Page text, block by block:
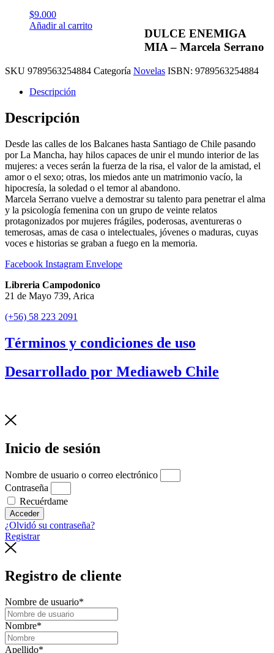
$9.000
Añadir al carrito
DULCE ENEMIGA
MIA – Marcela Serrano
SKU 9789563254884 Categoría Novelas ISBN: 9789563254884
Descripción
Descripción
Desde las calles de los Balcanes hasta Santiago de Chile pasando
por La Mancha, hay hilos capaces de unir el mundo interior de las
mujeres: a veces serán la fuerza de la risa, el valor de la amistad, el
amor o el sexo; otras, los miedos ante un matrimonio vacío, la
hipocresía, la soledad o el temor al abandono.
Marcela Serrano vuelve a demostrar su talento para penetrar el alma
y la psicología femenina con un grupo de veinte relatos
protagonizados por mujeres frágiles, poderosas, aventureras o
temerosas, amas de casa o intelectuales, jóvenes o maduras, cuyas
voces e historias se graban a fuego en la memoria.
Facebook Instagram Envelope
Libreria Campodonico
21 de Mayo 739, Arica
(+56) 58 223 2091
Términos y condiciones de uso
Desarrollado por Mediaweb Chile
Inicio de sesión
Nombre de usuario o correo electrónico
Contraseña
Recuérdame
Acceder
¿Olvidó su contraseña?
Registrar
Registro de cliente
Nombre de usuario*
Nombre*
Apellido*